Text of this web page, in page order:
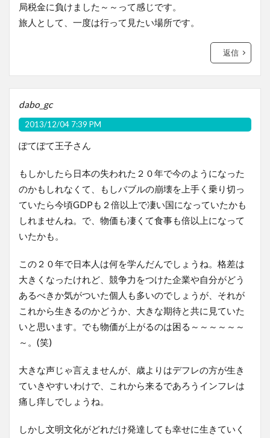
局税金に負けました～～って感じです。
旅人として、一度は行って見たい場所です。
返信
dabo_gc
2013/12/04 7:39 PM
ぽてぽて王子さん
もしかしたら日本の失われた２０年で今のようになった
のかもしれなくて、もしバブルの崩壊を上手く乗り切っ
ていたら今頃GDPも２倍以上で凄い国になっていたかも
しれませんね。で、物価も凄くて食事も倍以上になって
いたかも。
この２０年で日本人は何を学んだんでしょうね。格差は
大きくなったけれど、競争力をつけた企業や自分がどう
あるべきか気がついた個人も多いのでしょうが、それが
これから生きるのかどうか、大きな期待と共に見ていた
いと思います。でも物価が上がるのは困る～～～～～～
～。(笑)
大きな声じゃ言えませんが、歳よりはデフレの方が生き
ていきやすいわけで、これから来るであろうインフレは
痛し痒しでしょうね。
しかし文明文化がどれだけ発達しても幸せに生きていく